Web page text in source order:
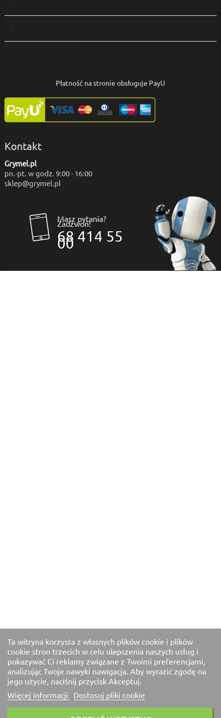
Ta witryna korzysta z własnych plików cookie i plików
cookie stron trzecich w celu ulepszenia naszych usług i
pokazywać Ci reklamy związane z Twoimi preferencjami,
analizując Twoje nawyki nawigacja. Aby wyrazić zgodę na
jego użycie, naciśnij przycisk Akceptuj.
Więcej informacji
Dostosuj pliki cookie
Płatność na stronie obsługuje PayU
Kontakt
Grymel.pl
pn.-pt. w godz. 9:00 - 16:00
sklep@grymel.pl
Masz pytania?
Zadzwoń!
68 414 55
00